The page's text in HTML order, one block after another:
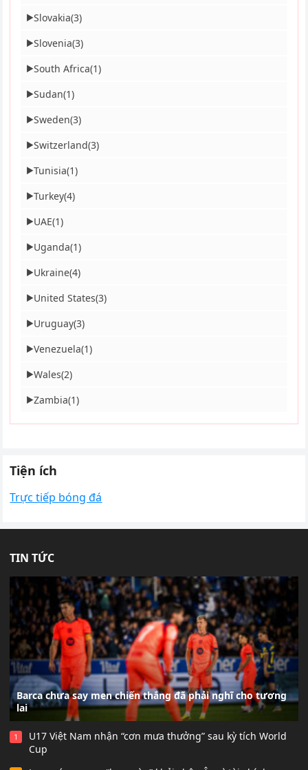
▶Slovakia(3)
▶Slovenia(3)
▶South Africa(1)
▶Sudan(1)
▶Sweden(3)
▶Switzerland(3)
▶Tunisia(1)
▶Turkey(4)
▶UAE(1)
▶Uganda(1)
▶Ukraine(4)
▶United States(3)
▶Uruguay(3)
▶Venezuela(1)
▶Wales(2)
▶Zambia(1)
Tiện ích
Trực tiếp bóng đá
TIN TỨC
Barca chưa say men chiến thắng đã phải nghĩ cho tương
lai
1
U17 Việt Nam nhận “cơn mưa thưởng” sau kỳ tích World
Cup